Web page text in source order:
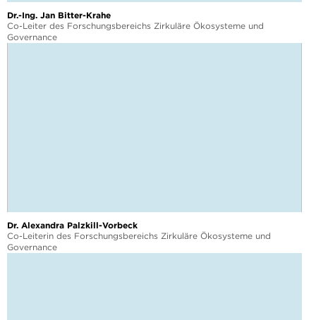
Dr.-Ing. Jan Bitter-Krahe
Co-Leiter des Forschungsbereichs Zirkuläre Ökosysteme und
Governance
Dr. Alexandra Palzkill-Vorbeck
Co-Leiterin des Forschungsbereichs Zirkuläre Ökosysteme und
Governance